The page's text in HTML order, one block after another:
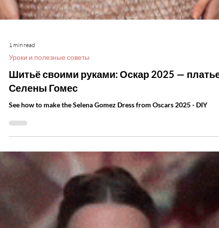
1 min read
Уроки и полезные советы
Шитьё своими руками: Оскар 2025 —
Селены Гомес
See how to make the Selena Gomez Dress from Oscars 2025 - DIY